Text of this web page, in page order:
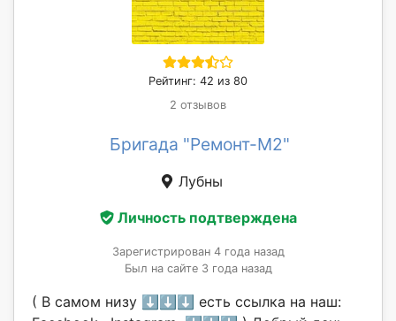
Рейтинг: 42 из 80
2 отзывов
Бригада "Ремонт-М2"
Лубны
Личность подтверждена
Зарегистрирован 4 года назад
Был на сайте 3 года назад
( В самом низу ⬇️⬇️⬇️ есть ссылка на наш: